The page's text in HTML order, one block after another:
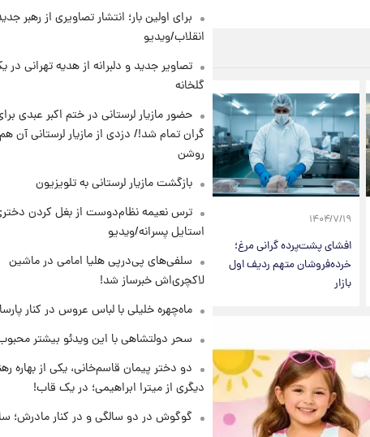
۱۴۰۴/۷/۱۹
افشای پشت‌پرده گرانی مرغ؛
خرده‌فروشان متهم ردیف اول
بازار
برای اولین بار؛ انتشار تصاویری از رهبر
انقلاب/ویدیو
تصاویر جدید و دلبرانه از هدیه تهرانی در
گلخانه
حضور مازیار لرستانی در ختم اکبر عبدی
گران تمام شد!/ دزدی از مازیار لرستانی آن
روشن
بازگشت مازیار لرستانی به تلویزیون
ترس نعیمه نظام‌دوست از بغل کردن
استایل پسرانه/ویدیو
سلفی‌های پی‌درپی هلیا امامی در ماشین
لاکچری‌اش خبرساز شد!
ماه‌چهره خلیلی با لباس عروس در کنار
سحر دولتشاهی با این ویدئو بیشتر
دو دختر پیمان قاسم‌خانی، یکی از بهاره
دیگری از میترا ابراهیمی؛ در یک قاب!
گوگوش در دو سالگی و در کنار مادرش؛ سال